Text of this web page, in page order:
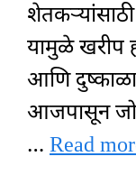
यामुळे खरीप
आणि
आजपासून
… Read